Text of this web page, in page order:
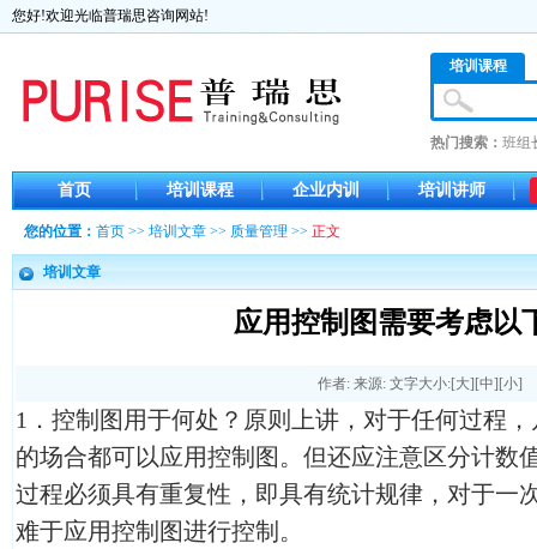
您好!欢迎光临普瑞思咨询网站!
培训课程
热门搜索： 班组
首页 培训课程 企业内训 培训讲师
您的位置： 首页 >> 培训文章 >> 质量管理 >> 正文
培训文章
应用控制图需要考虑以
作者: 来源: 文字大小:[大][中][小]
1．控制图用于何处？原则上讲，对于任何过程
的场合都可以应用控制图。但还应注意区分计数
过程必须具有重复性，即具有统计规律，对于一
难于应用控制图进行控制。